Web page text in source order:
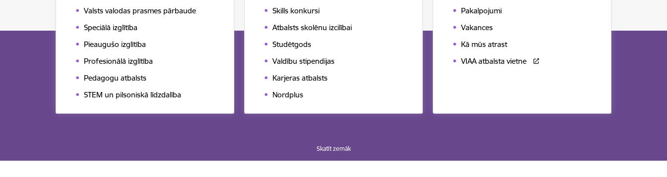
Valsts valodas prasmes pārbaude
Speciālā izglītība
Pieaugušo izglītība
Profesionālā izglītība
Pedagogu atbalsts
STEM un pilsoniskā līdzdalība
Skills konkursi
Atbalsts skolēnu izcilībai
Studētgods
Valdību stipendijas
Karjeras atbalsts
Nordplus
Pakalpojumi
Vakances
Kā mūs atrast
VIAA atbalsta vietne
Skatīt zemāk